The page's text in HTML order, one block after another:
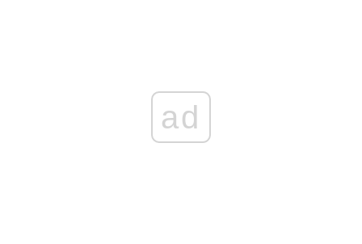
ad